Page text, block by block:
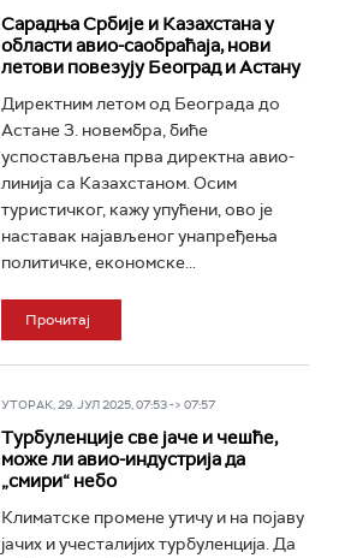
Сарадња Србије и Казахстана у
области авио-саобраћаја, нови
летови повезују Београд и Астану
Директним летом од Београда до
Астане 3. новембра, биће
успостављена прва директна авио-
линија са Казахстаном. Осим
туристичког, кажу упућени, ово је
наставак најављеног унапређења
политичке, економске...
Прочитај
УТОРАК, 29. ЈУЛ 2025, 07:53 -> 07:57
Турбуленције све јаче и чешће,
може ли авио-индустрија да
„смири“ небо
Климатске промене утичу и на појаву
јачих и учесталијих турбуленција. Да